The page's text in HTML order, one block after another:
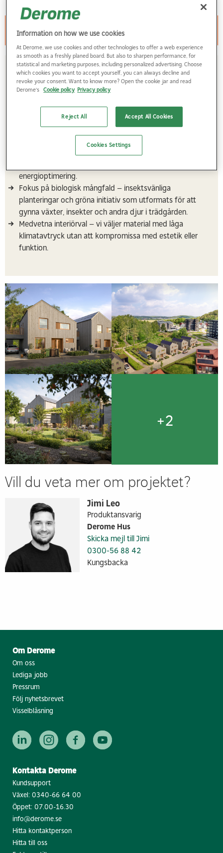
Vill du bo i Kvarteret Pilen?
Innovativa lösningar för framtidens boende
Husgrund i trä och en ny väggkonstruktion – reducerar
referenslösning med traditionell husgrund).
Träbaserade materialval – bland annat träisolering av
granflis, mycket trä i den invändiga miljön.
energioptimering.
Fokus på biologisk mångfald – insektsvänliga
planteringar och gröna initiativ som utformats för att
gynna växter, insekter och andra djur i trädgården.
Medvetna interiörval – vi väljer material med låga
klimatavtryck utan att kompromissa med estetik eller
funktion.
+2
Vill du veta mer om projektet?
Jimi Leo
Produktansvarig
Derome Hus
Skicka mejl till Jimi
0300-56 88 42
Kungsbacka
Om Derome
Om oss
Lediga jobb
Pressrum
Följ nyhetsbrevet
Visselblåsning
Kontakta Derome
Kundsupport
Växel: 0340-66 64 00
Öppet: 07.00-16.30
info@derome.se
Hitta kontaktperson
Hitta till oss
Information on how we use cookies
At Derome, we use cookies and other technologies to offer a web experience
as smooth as a freshly planed board. But also to sharpen performance, for
statistical and marketing purposes, including personalized advertising. Choose
which cookies you want to accept yourself, you can always decline and
revoke your consent. Want to know more? Open the cookie jar and read
Derome's Cookie policy Privacy policy
Reject All Accept All Cookies
Cookies Settings